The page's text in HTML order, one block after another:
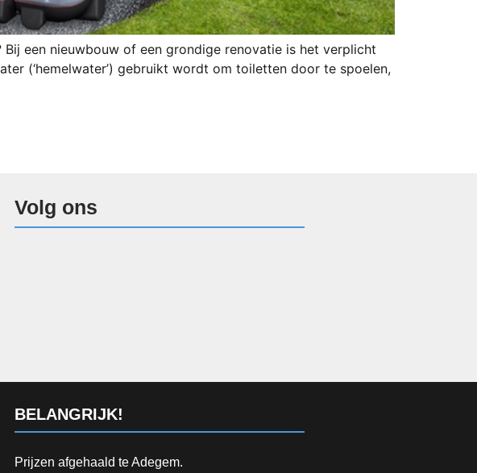
een nieuwbouw of een grondige renovatie is het verplicht
(‘hemelwater’) gebruikt wordt om toiletten door te spoelen,
Volg ons
BELANGRIJK!
Prijzen afgehaald te Adegem.